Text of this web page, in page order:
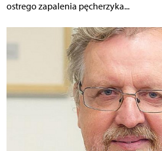
ostrego zapalenia pęcherzyka...